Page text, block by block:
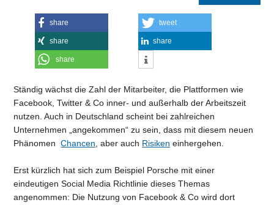
share tweet
share share
share
Ständig wächst die Zahl der Mitarbeiter, die Plattformen wie
Facebook, Twitter & Co inner- und außerhalb der Arbeitszeit
nutzen. Auch in Deutschland scheint bei zahlreichen
Unternehmen „angekommen“ zu sein, dass mit diesem neuen
PhänomenChancen , aber auch Risiken einhergehen.
Erst kürzlich hat sich zum Beispiel Porsche mit einer
eindeutigen Social Media Richtlinie dieses Themas
angenommen: Die Nutzung von Facebook & Co wird dort